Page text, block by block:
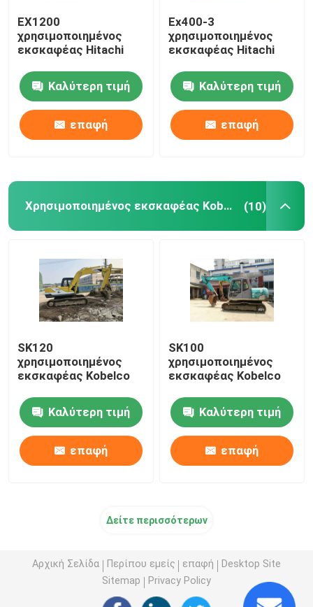
EX1200
χρησιμοποιημένος
εκσκαφέας Hitachi
Καλύτερη τιμή
επαφή
Ex400-3
χρησιμοποιημένος
εκσκαφέας Hitachi
Καλύτερη τιμή
επαφή
Χρησιμοποιημένος εκσκαφέας Kobelco (10)
SK120
χρησιμοποιημένος
εκσκαφέας Kobelco
Καλύτερη τιμή
επαφή
SK100
χρησιμοποιημένος
εκσκαφέας Kobelco
Καλύτερη τιμή
επαφή
Δείτε περισσότερων
Αρχική Σελίδα Περίπου εμείς επαφή
Desktop Site
Sitemap
Privacy Policy